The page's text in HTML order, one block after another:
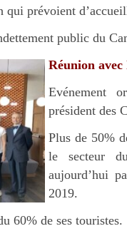
qui prévoient
public du
Réunion avec
Evénement
président des
Plus de 50%
le secteur
aujourd’hui
2019.
60% de ses touristes.